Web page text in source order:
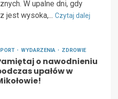
W upalne dni, gdy
jest wysoka,... Czytaj dalej
WYDARZENIA ZDROWIE
o nawodnieniu
upałów w